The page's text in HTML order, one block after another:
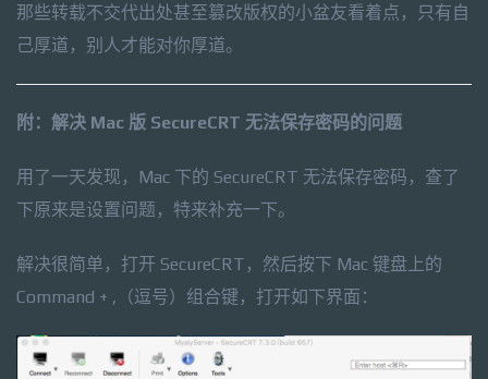
那些转载不交代出处甚至篡改版权的小盆友看着点，只有自
己厚道，别人才能对你厚道。
附：解决 Mac 版 SecureCRT 无法保存密码的问题
用了一天发现，Mac 下的 SecureCRT 无法保存密码，查了
下原来是设置问题，特来补充一下。
解决很简单，打开 SecureCRT，然后按下 Mac 键盘上的
Command + ,（逗号）组合键，打开如下界面：